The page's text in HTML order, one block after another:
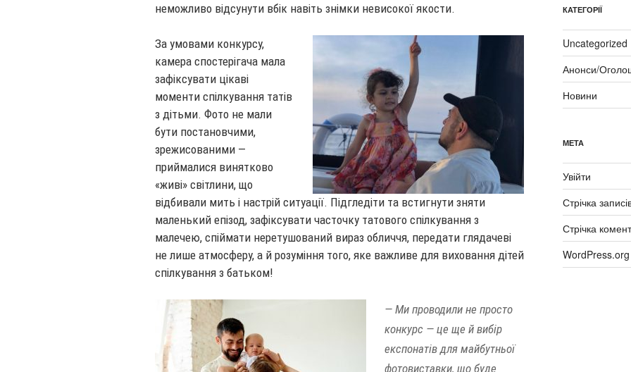
неможливо відсунути вбік навіть знімки невисокої якости.
За умовами конкурсу,
камера спостерігача мала
зафіксувати цікаві
моменти спілкування татів
з дітьми. Фото не мали
бути постановчими,
зрежисованими —
приймалися винятково
«живі» світлини, що
відбивали мить і настрій ситуації. Підгледіти та встигнути зняти
маленький епізод, зафіксувати часточку татового спілкування з
малечею, спіймати неретушований вираз обличчя, передати глядачеві
не лише атмосферу, а й розуміння того, яке важливе для виховання дітей
спілкування з батьком!
— Ми проводили не просто
конкурс — це ще й вибір
експонатів для майбутньої
фотовиставки, що буде
КАТЕГОРІЇ
Uncategorized
Анонси/
Новини
МЕТА
Увійти
Стрічка
Стрічка
WordPress.org